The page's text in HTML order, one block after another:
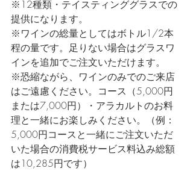
※12種類・テイスティンググラスでの
提供になります。
※ワインの総量としてはボトル1/2本
程の量です。足りない場合はグラスワ
インを追加でご注文いただけます。
※恐縮ながら、ワインのみでのご来店
はご遠慮ください。コース（5,000円
または7,000円）・アラカルトのお料
理と一緒にお楽しみください。（例：
5,000円コースと一緒にご注文いただ
いた場合の消費税サービス料込み総額
は10,285円です）